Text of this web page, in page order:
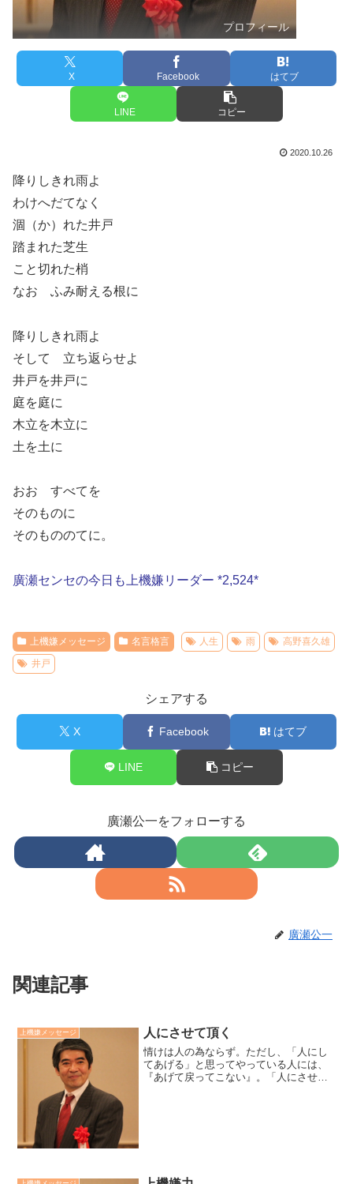
プロフィール
X Facebook はてブ
LINE コピー
2020.10.26
降りしきれ雨よ
わけへだてなく
涸（か）れた井戸
踏まれた芝生
こと切れた梢
なお ふみ耐える根に
降りしきれ雨よ
そして 立ち返らせよ
井戸を井戸に
庭を庭に
木立を木立に
土を土に
おお すべてを
そのものに
そのもののてに。
廣瀬センセの今日も上機嫌リーダー *2,524*
上機嫌メッセージ 名言格言 人生 雨
高野喜久雄
井戸
シェアする
X Facebook はてブ
LINE コピー
廣瀬公一をフォローする
廣瀬公一
関連記事
上機嫌メッセージ 人にさせて頂く
情けは人の為ならず。ただし、「人にし
てあげる」と思ってやっている人には、
『あげて戻ってこない』。「人にさせて